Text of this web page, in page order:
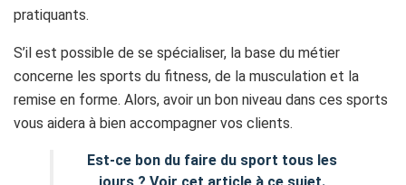
pratiquants.
S’il est possible de se spécialiser, la base du métier
concerne les sports du fitness, de la musculation et la
remise en forme. Alors, avoir un bon niveau dans ces sports
vous aidera à bien accompagner vos clients.
Est-ce bon du faire du sport tous les